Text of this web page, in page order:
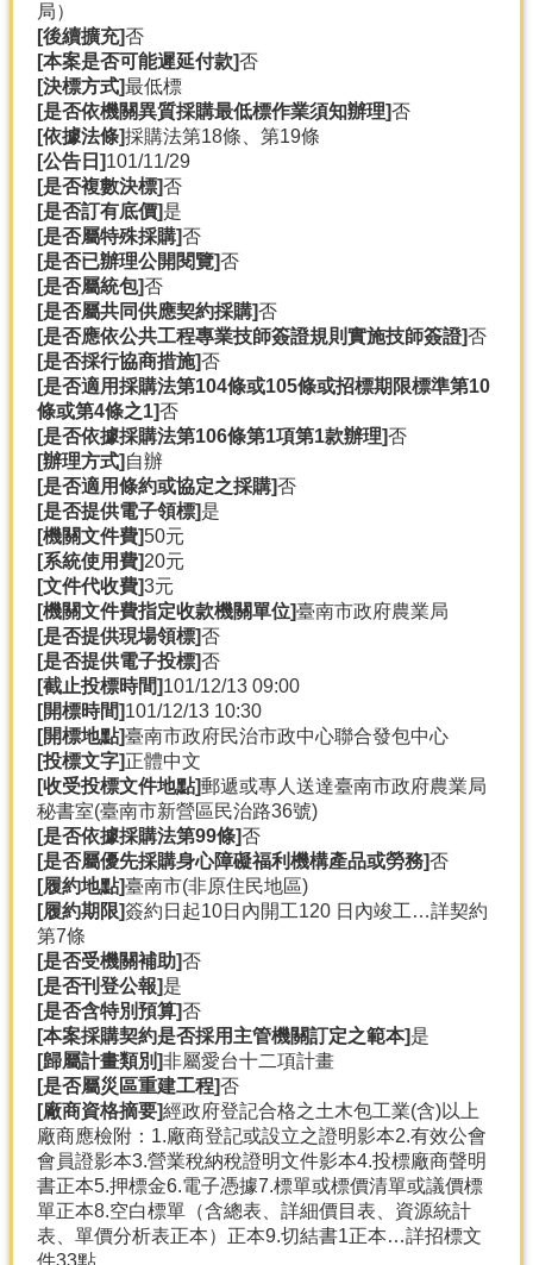
訊
局）
[後續擴充]否
[本案是否可能遲延付款]否
[決標方式]最低標
[是否依機關異質採購最低標作業須知辦理]否
[依據法條]採購法第18條、第19條
[公告日]101/11/29
[是否複數決標]否
[是否訂有底價]是
[是否屬特殊採購]否
[是否已辦理公開閱覽]否
[是否屬統包]否
[是否屬共同供應契約採購]否
[是否應依公共工程專業技師簽證規則實施技師簽證]否
[是否採行協商措施]否
[是否適用採購法第104條或105條或招標期限標準第10
條或第4條之1]否
[是否依據採購法第106條第1項第1款辦理]否
[辦理方式] 自辦
[是否適用條約或協定之採購]否
[是否提供電子領標]是
[機關文件費]50元
[系統使用費]20元
[文件代收費]3元
[機關文件費指定收款機關單位]臺南市政府農業局
[是否提供現場領標]否
[是否提供電子投標]否
[截止投標時間]101/12/13 09:00
[開標時間]101/12/13 10:30
[開標地點]臺南市政府民治市政中心聯合發包中心
[投標文字]正體中文
[收受投標文件地點]郵遞或專人送達臺南市政府農業局
秘書室(臺南市新營區民治路36號)
[是否依據採購法第99條]否
[是否屬優先採購身心障礙福利機構產品或勞務]否
[履約地點]臺南市(非原住民地區)
[履約期限]簽約日起10日內開工120 日內竣工…詳契約
第7條
[是否受機關補助]否
[是否刊登公報]是
[是否含特別預算]否
[本案採購契約是否採用主管機關訂定之範本]是
[歸屬計畫類別]非屬愛台十二項計畫
[是否屬災區重建工程]否
[廠商資格摘要]經政府登記合格之土木包工業(含)以上
廠商應檢附：1.廠商登記或設立之證明影本2.有效公會
會員證影本3.營業稅納稅證明文件影本4.投標廠商聲明
書正本5.押標金6.電子憑據7.標單或標價清單或議價標
單正本8.空白標單（含總表、詳細價目表、資源統計
表、單價分析表正本）正本9.切結書1正本…詳招標文
件33點